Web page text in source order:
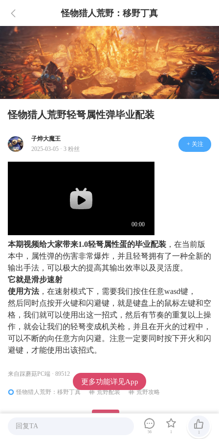
怪物猎人荒野：移野丁真
怪物猎人荒野轻弩属性弹毕业配装
子烨大魔王
2025-03-05 · 3 粉丝
+ 关注
本期视频给大家带来1.0轻弩属性蛋的毕业配装 ，在当前版
本中，属性弹的伤害非常爆炸，并且轻弩拥有了一种全新的
输出手法，可以极大的提高其输出效率以及灵活度。
它就是滑步速射
使用方法，在速射模式下，需要我们按住任意wasd键，
然后同时点按开火键和闪避键，就是键盘上的鼠标左键和空
格，我们就可以使用出这一招式，然后有节奏的重复以上操
作，就会让我们的轻弩变成机关枪，并且在开火的过程中，
可以不断的向任意方向闪避。注意一定要同时按下开火和闪
避键，才能使用出该招式。
来自踩蘑菇PC端 · 89512
怪物猎人荒野：移野丁真 荒野配装 荒野攻略
回复TA
56 1 1
更多功能详见App